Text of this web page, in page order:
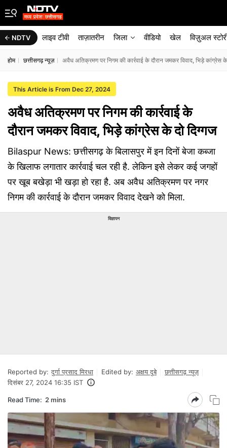
NDTV लाइव टीवी ताज़ातरीन जिला वीडियो खेल विज़ुअल
होम छत्तीसगढ़ न्यूज़ अवैध अतिक्रमण पर निगम की कार्रवाई के दौरान जमकर विवाद, भिड़े कांग्रेस के
This Article is From Dec 27, 2024
अवैध अतिक्रमण पर निगम की कार्रवाई के
दौरान जमकर विवाद, भिड़े कांग्रेस के दो दिग्गज
Bilaspur News: छत्तीसगढ़ के बिलासपुर में इन दिनों बेजा कब्जा
के खिलाफ लगातार कार्रवाई चल रही है. लेकिन इसे लेकर कई जगहों
पर खूब बखेड़ा भी खड़ा हो रहा है. अब अवैध अतिक्रमण पर नगर
निगम की कार्रवाई के दौरान जमकर विवाद देखने को मिला.
विज्ञापन
Reported by: दुर्गा प्रसाद मिरधा Edited by: अक्षय दुबे
छत्तीसगढ़ न्यूज़
दिसंबर 27, 2024 16:35 IST
Read Time: 2 mins